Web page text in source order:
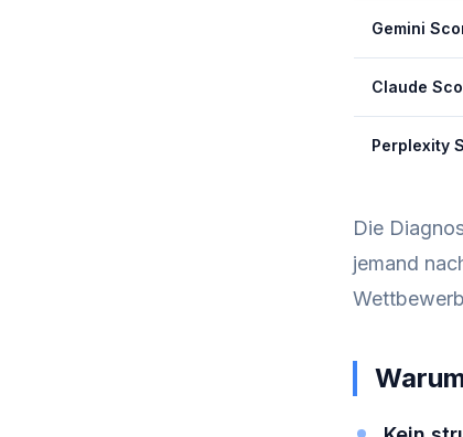
Gemini
Claude
Perplexity
Die
jemand